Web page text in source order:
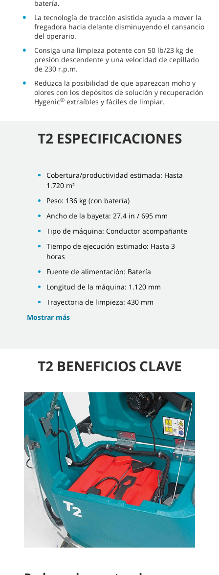
batería.
La tecnología de tracción asistida ayuda a mover la
fregadora hacia delante disminuyendo el cansancio
del operario.
Consiga una limpieza potente con 50 lb/23 kg de
presión descendente y una velocidad de cepillado
de 230 r.p.m.
Reduzca la posibilidad de que aparezcan moho y
olores con los depósitos de solución y recuperación
Hygenic® extraíbles y fáciles de limpiar.
T2 ESPECIFICACIONES
Cobertura/productividad estimada: Hasta
1.720 m²
Peso: 136 kg (con batería)
Ancho de la bayeta: 27.4 in / 695 mm
Tipo de máquina: Conductor acompañante
Tiempo de ejecución estimado: Hasta 3
horas
Fuente de alimentación: Batería
Longitud de la máquina: 1.120 mm
Trayectoria de limpieza: 430 mm
Mostrar más
T2 BENEFICIOS CLAVE